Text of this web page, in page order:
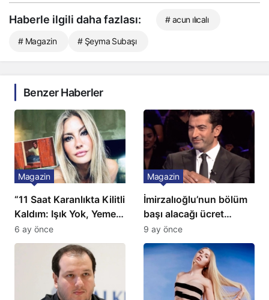
Haberle ilgili daha fazlası: # acun ılıcalı
# Magazin # Şeyma Subaşı
Benzer Haberler
“11 Saat Karanlıkta Kilitli
Kaldım: Işık Yok, Yemek
Yok, Tuvalet Yok!”
Çağla Şikel’den Şok
Magazin
6 ay önce
İmirzalıoğlu’nun bölüm
başı alacağı ücret
Türkiye’de bir ilk:
Gözünü 2 ilçeye dikti!
Magazin
9 ay önce